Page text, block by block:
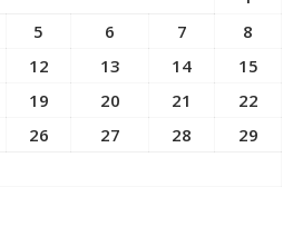
5 6 7
8
12 13 14
15
19 20 21
22
26 27 28
29